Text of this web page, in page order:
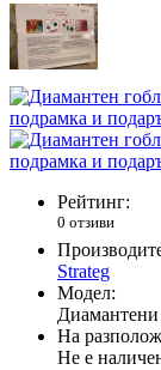
Рейтинг:
0 отзиви
Strateg
Модел:
Диамантени
На
Не е